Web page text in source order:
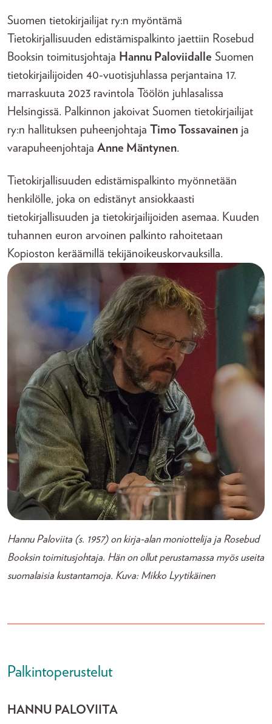
Suomen tietokirjailijat ry:n myöntämä
Tietokirjallisuuden edistämispalkinto jaettiin Rosebud
Booksin toimitusjohtaja Hannu Paloviidalle Suomen
tietokirjailijoiden 40-vuotisjuhlassa perjantaina 17.
marraskuuta 2023 ravintola Töölön juhlasalissa
Helsingissä. Palkinnon jakoivat Suomen tietokirjailijat
ry:n hallituksen puheenjohtaja Timo Tossavainen ja
varapuheenjohtaja Anne Mäntynen.
Tietokirjallisuuden edistämispalkinto myönnetään
henkilölle, joka on edistänyt ansiokkaasti
tietokirjallisuuden ja tietokirjailijoiden asemaa. Kuuden
tuhannen euron arvoinen palkinto rahoitetaan
Kopioston keräämillä tekijänoikeuskorvauksilla.
Hannu Paloviita (s. 1957) on kirja-alan moniottelija ja Rosebud
Booksin toimitusjohtaja. Hän on ollut perustamassa myös useita
suomalaisia kustantamoja. Kuva: Mikko Lyytikäinen
Palkintoperustelut
HANNU PALOVIITA